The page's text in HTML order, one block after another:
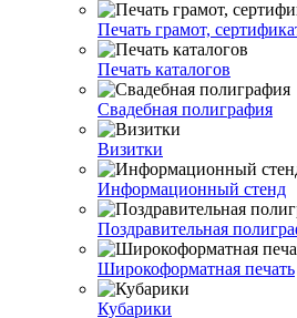
Печать грамот,
Печать каталогов
Свадебная полиграфия
Визитки
Информационный стенд
Поздравительная
Широкоформатная печать
Кубарики